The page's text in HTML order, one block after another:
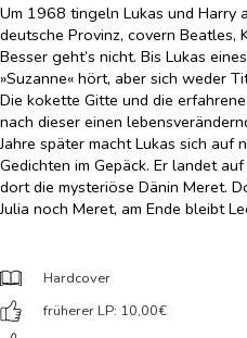
Um 1968 tingeln Lukas und Harry
deutsche Provinz, covern Beatles,
Besser geht’s nicht. Bis Lukas
»Suzanne« hört, aber sich weder
Die kokette Gitte und die
nach dieser einen
Jahre später macht Lukas sich auf
Gedichten im Gepäck. Er landet
dort die mysteriöse Dänin Meret.
Julia noch Meret, am Ende bleibt
Hardcover
früherer LP: 10,00€